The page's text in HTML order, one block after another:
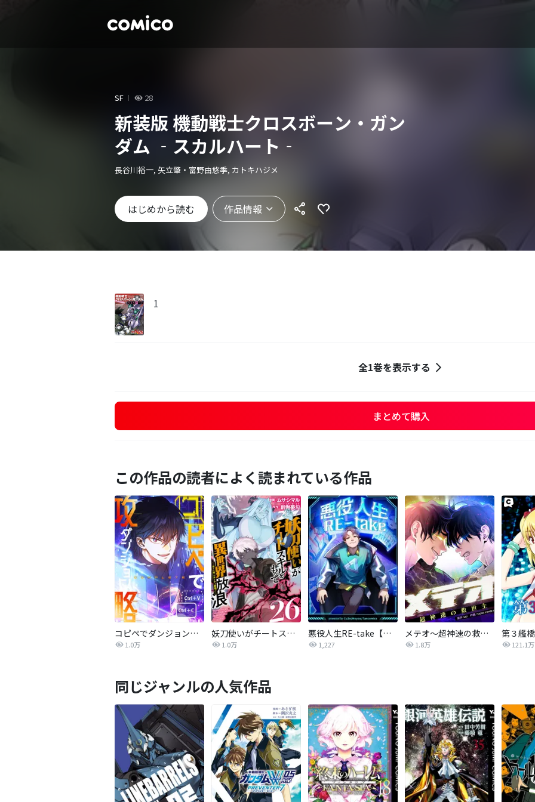
SF 28
新装版 機動戦士クロスボーン・ガン
ダム ‐スカルハート‐
長谷川裕一, 矢立肇・富野由悠季, カトキハジメ
はじめから読む 作品情報
1
全1巻を表示する
まとめて購入
この作品の読者によく読まれている作品
コピペでダンジョン攻略！【タテヨミ】
1.0万
妖刀使いがチートスキルをもって異世界放浪 ～生まれ持ったチートは最強！！～
1.0万
悪役人生RE-take【タテヨミ】
1,227
メテオ～超神速の救世主～【タテヨミ】
1.8万
第３艦
121.1万
同じジャンルの人気作品